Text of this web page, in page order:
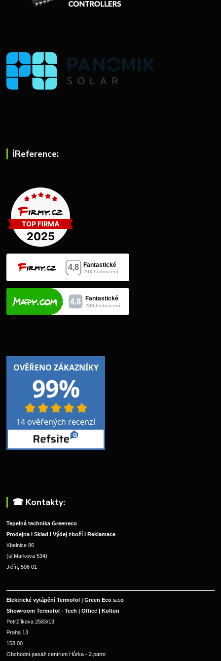
ℹ︎Reference:
☎︎ Kontakty:
Tepelná technika Greeneco
Prodejna I Sklad I Výdej zboží I Reklamace
Kbelnice 86
(ul.Markova 534)
Jičín, 506 01
Elektrické vytápění Termofol | Green Eco s.r.o
Showroom Termofol - Tech | Office | Kolton
Petržílkova 2583/13
Praha 13
158 00
Obchodní pasáž centrum Hůrka - 2.patro